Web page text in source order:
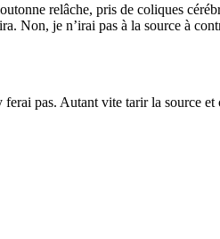
relâche, pris de coliques
Non, je n’irai pas à la source à
ferai pas. Autant vite tarir la source